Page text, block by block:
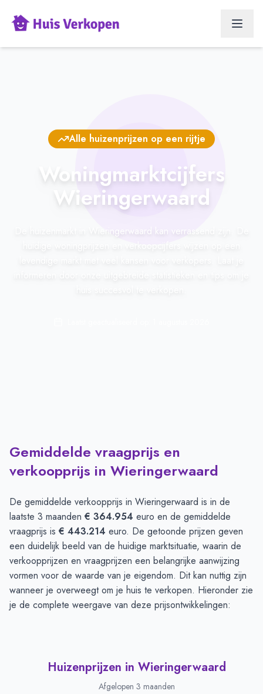
Alle huizenprijzen op een rijtje
Woningmarktcijfers
Wieringerwaard
De huizenmarkt in Wieringerwaard kan verrassend zijn. De
Gemiddelde vraagprijs en
verkoopprijs in Wieringerwaard
De gemiddelde verkoopprijs in Wieringerwaard is in de
laatste 3 maanden € 364.954 euro en de gemiddelde
vraagprijs is € 443.214 euro. De getoonde prijzen geven
een duidelijk beeld van de huidige marktsituatie, waarin de
verkoopprijzen en vraagprijzen een belangrijke aanwijzing
vormen voor de waarde van je eigendom. Dit kan nuttig zijn
wanneer je overweegt om je huis te verkopen. Hieronder zie
je de complete weergave van deze prijsontwikkelingen:
Huizenprijzen in Wieringerwaard
Afgelopen 3 maanden